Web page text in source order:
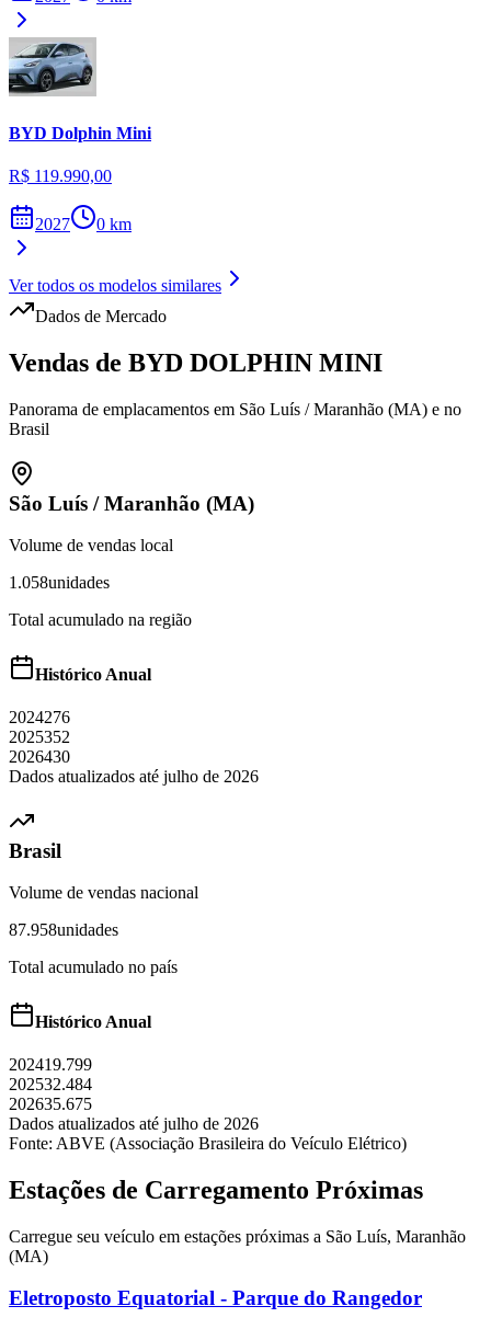
BYD Dolphin Mini
R$ 119.990,00
2027 0 km
Ver todos os modelos similares
Dados de Mercado
Vendas de BYD DOLPHIN MINI
Panorama de emplacamentos em São Luís / Maranhão (MA) e no
Brasil
São Luís /Maranhão (MA)
Volume de vendas local
1.058unidades
Total acumulado na região
Histórico Anual
2024276
2025352
2026430
Dados atualizados até julho de 2026
Brasil
Volume de vendas nacional
87.958unidades
Total acumulado no país
Histórico Anual
202419.799
202532.484
202635.675
Dados atualizados até julho de 2026
Fonte: ABVE (Associação Brasileira do Veículo Elétrico)
Estações de Carregamento Próximas
Carregue seu veículo em estações próximas a São Luís, Maranhão
(MA)
Eletroposto Equatorial - Parque do Rangedor